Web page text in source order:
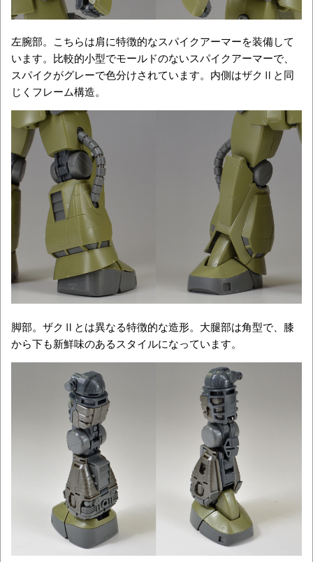
左腕部。こちらは肩に特徴的なスパイクアーマーを装備して
います。比較的小型でモールドのないスパイクアーマーで、
スパイクがグレーで色分けされています。内側はザクⅡと同
じくフレーム構造。
脚部。ザクⅡとは異なる特徴的な造形。大腿部は角型で、膝
から下も新鮮味のあるスタイルになっています。